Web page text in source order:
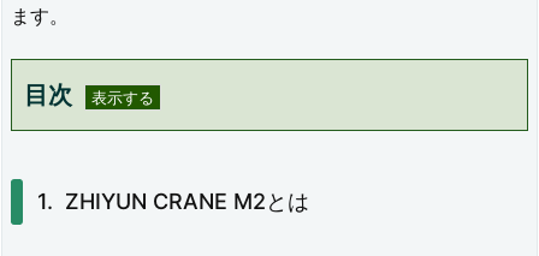
ます。
目次
ZHIYUN CRANE M2とは